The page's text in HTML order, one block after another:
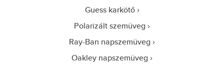
Guess karkötő
Polarizált szemüveg
Ray-Ban napszemüveg
Oakley napszemüveg